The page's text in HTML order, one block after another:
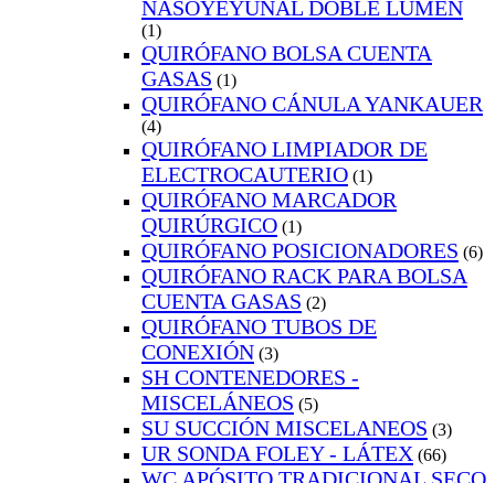
NASOYEYUNAL DOBLE LUMEN
(1)
QUIRÓFANO BOLSA CUENTA
GASAS (1)
QUIRÓFANO CÁNULA YANKAUER
(4)
QUIRÓFANO LIMPIADOR DE
ELECTROCAUTERIO (1)
QUIRÓFANO MARCADOR
QUIRÚRGICO (1)
QUIRÓFANO POSICIONADORES (6)
QUIRÓFANO RACK PARA BOLSA
CUENTA GASAS (2)
QUIRÓFANO TUBOS DE
CONEXIÓN (3)
SH CONTENEDORES -
MISCELÁNEOS (5)
SU SUCCIÓN MISCELANEOS (3)
UR SONDA FOLEY - LÁTEX (66)